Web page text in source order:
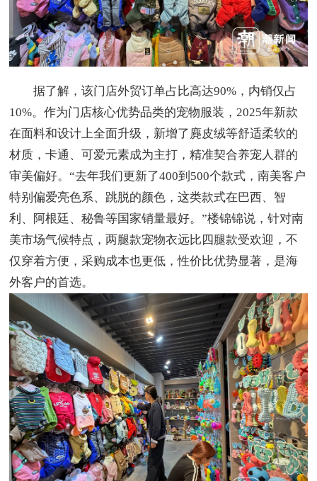
据了解，该门店外贸订单占比高达90%，内销仅占
10%。作为门店核心优势品类的宠物服装，2025年新款
在面料和设计上全面升级，新增了麂皮绒等舒适柔软的
材质，卡通、可爱元素成为主打，精准契合养宠人群的
审美偏好。“去年我们更新了400到500个款式，南美客户
特别偏爱亮色系、跳脱的颜色，这类款式在巴西、智
利、阿根廷、秘鲁等国家销量最好。”楼锦锦说，针对南
美市场气候特点，两腿款宠物衣远比四腿款受欢迎，不
仅穿着方便，采购成本也更低，性价比优势显著，是海
外客户的首选。